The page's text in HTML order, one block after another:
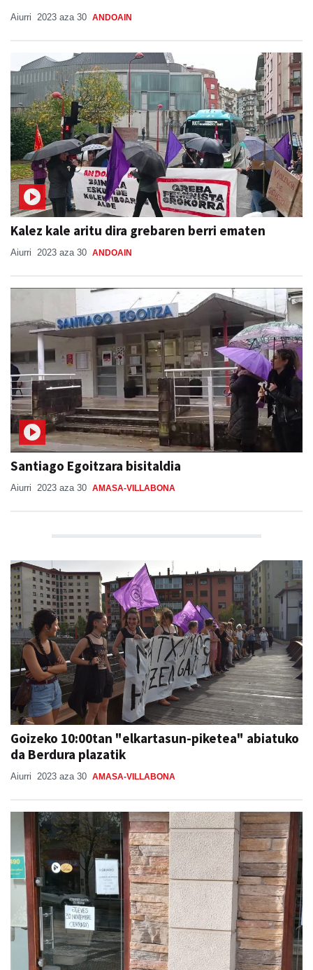
Aiurri 2023 aza 30 ANDOAIN
Kalez kale aritu dira grebaren berri ematen
Aiurri 2023 aza 30 ANDOAIN
Santiago Egoitzara bisitaldia
Aiurri 2023 aza 30 AMASA-VILLABONA
Goizeko 10:00tan "elkartasun-piketea" abiatuko
da Berdura plazatik
Aiurri 2023 aza 30 AMASA-VILLABONA